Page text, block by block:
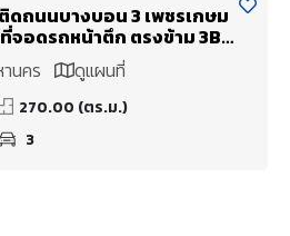
ดถนนบางบอน 3 เพชรเกษม
จอดรถหน้าตึก ตรงข้าม 3BB
นคร ดูแผนที่
270.00 (ตร.ม.)
3